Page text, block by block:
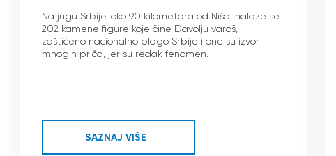
Na jugu Srbije, oko 90 kilometara od Niša, nalaze se
202 kamene figure koje čine Đavolju varoš,
zaštićeno nacionalno blago Srbije i one su izvor
mnogih priča, jer su redak fenomen.
SAZNAJ VIŠE